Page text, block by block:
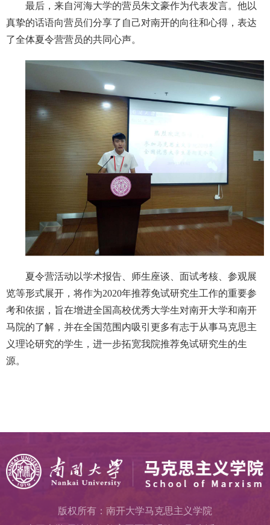
最后，来自河海大学的营员朱文豪作为代表发言。他以
真挚的话语向营员们分享了自己对南开的向往和心得，表达
了全体夏令营营员的共同心声。
夏令营活动以学术报告、师生座谈、面试考核、参观展
览等形式展开，将作为2020年推荐免试研究生工作的重要参
考和依据，旨在增进全国高校优秀大学生对南开大学和南开
马院的了解，并在全国范围内吸引更多有志于从事马克思主
义理论研究的学生，进一步拓宽我院推荐免试研究生的生
源。
版权所有：南开大学马克思主义学院